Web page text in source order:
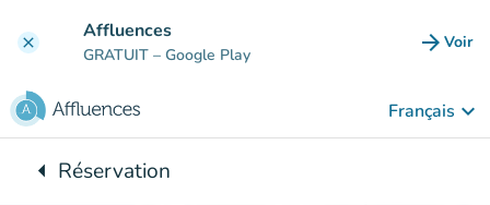
clear Affluences
GRATUIT – Google Play arrow_forward Voir
Français keyboard_arrow_down
arrow_leftRetour à :
Réservation